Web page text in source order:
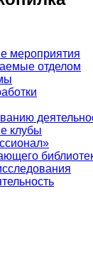
мероприятия
отделом
клубы